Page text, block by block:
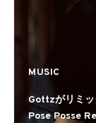
MUSIC
Gottzがリミッ
Pose Posse